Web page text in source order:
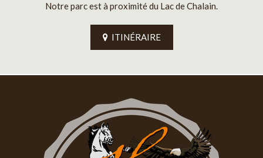
Notre parc est à proximité du Lac de Chalain.
ITINÉRAIRE